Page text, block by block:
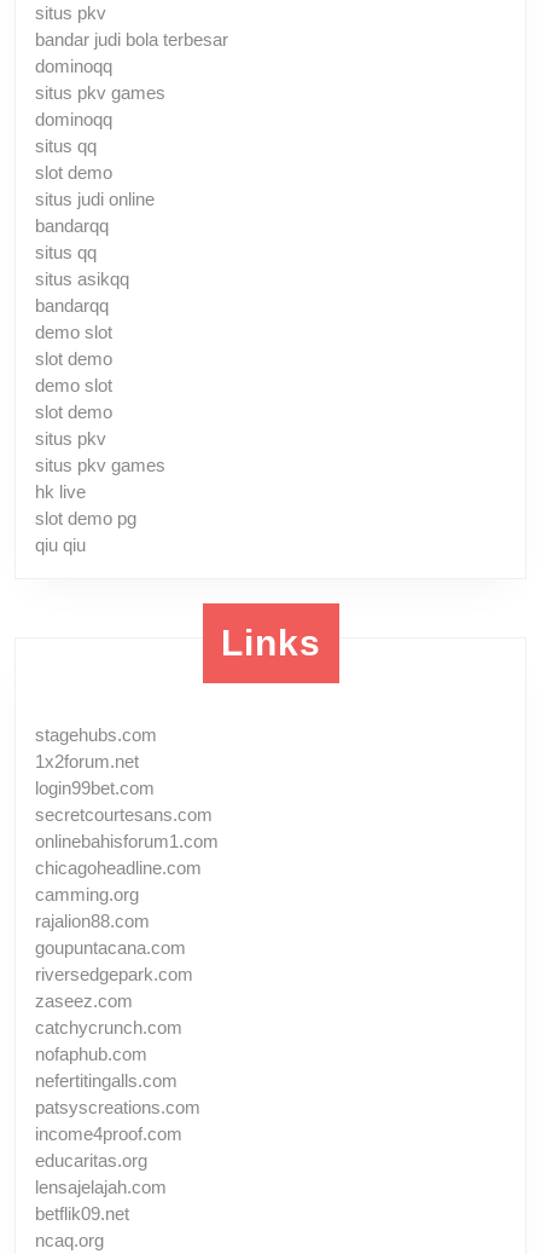
situs pkv
bandar judi bola terbesar
dominoqq
situs pkv games
dominoqq
situs qq
slot demo
situs judi online
bandarqq
situs qq
situs asikqq
bandarqq
demo slot
slot demo
demo slot
slot demo
situs pkv
situs pkv games
hk live
slot demo pg
qiu qiu
Links
stagehubs.com
1x2forum.net
login99bet.com
secretcourtesans.com
onlinebahisforum1.com
chicagoheadline.com
camming.org
rajalion88.com
goupuntacana.com
riversedgepark.com
zaseez.com
catchycrunch.com
nofaphub.com
nefertitingalls.com
patsyscreations.com
income4proof.com
educaritas.org
lensajelajah.com
betflik09.net
ncaq.org